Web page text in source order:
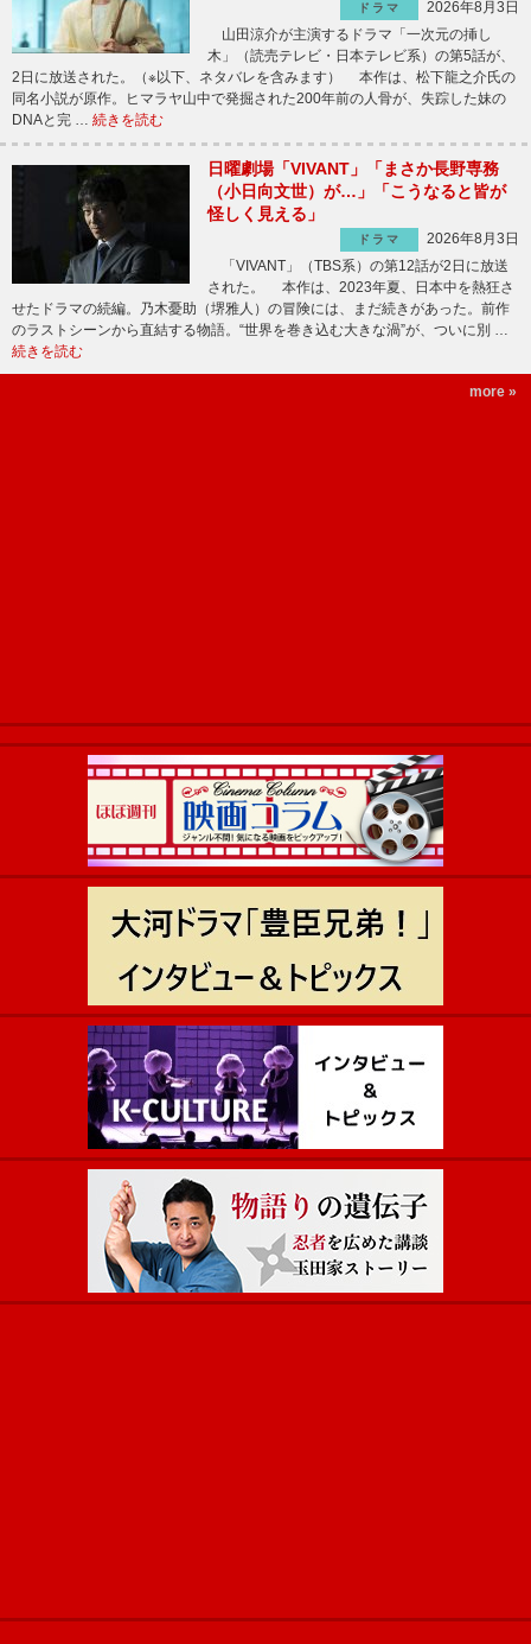
ドラマ
2026年8月3日
山田涼介が主演するドラマ「一次元の挿し
木」（読売テレビ・日本テレビ系）の第5話が、
2日に放送された。（※以下、ネタバレを含みます） 本作は、松下龍之介氏の
同名小説が原作。ヒマラヤ山中で発掘された200年前の人骨が、失踪した妹の
DNAと完 … 続きを読む
日曜劇場「VIVANT」「まさか長野専務
（小日向文世）が…」「こうなると皆が
怪しく見える」
ドラマ
2026年8月3日
「VIVANT」（TBS系）の第12話が2日に放送
された。 本作は、2023年夏、日本中を熱狂さ
せたドラマの続編。乃木憂助（堺雅人）の冒険には、まだ続きがあった。前作
のラストシーンから直結する物語。“世界を巻き込む大きな渦”が、ついに別 …
続きを読む
more »